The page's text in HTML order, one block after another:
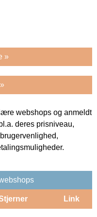
»
webshops og anmeldt
deres prisniveau,
Link